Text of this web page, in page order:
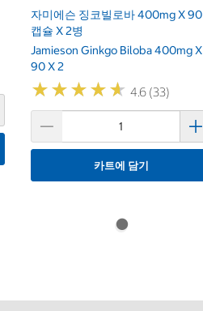
자미에슨 징코빌로바 400mg X 90
캡슐 X 2병
Jamieson Ginkgo Biloba 400mg X
90 X 2
★★★★★
★★★★★ 4.6 (33)
카트에 담기